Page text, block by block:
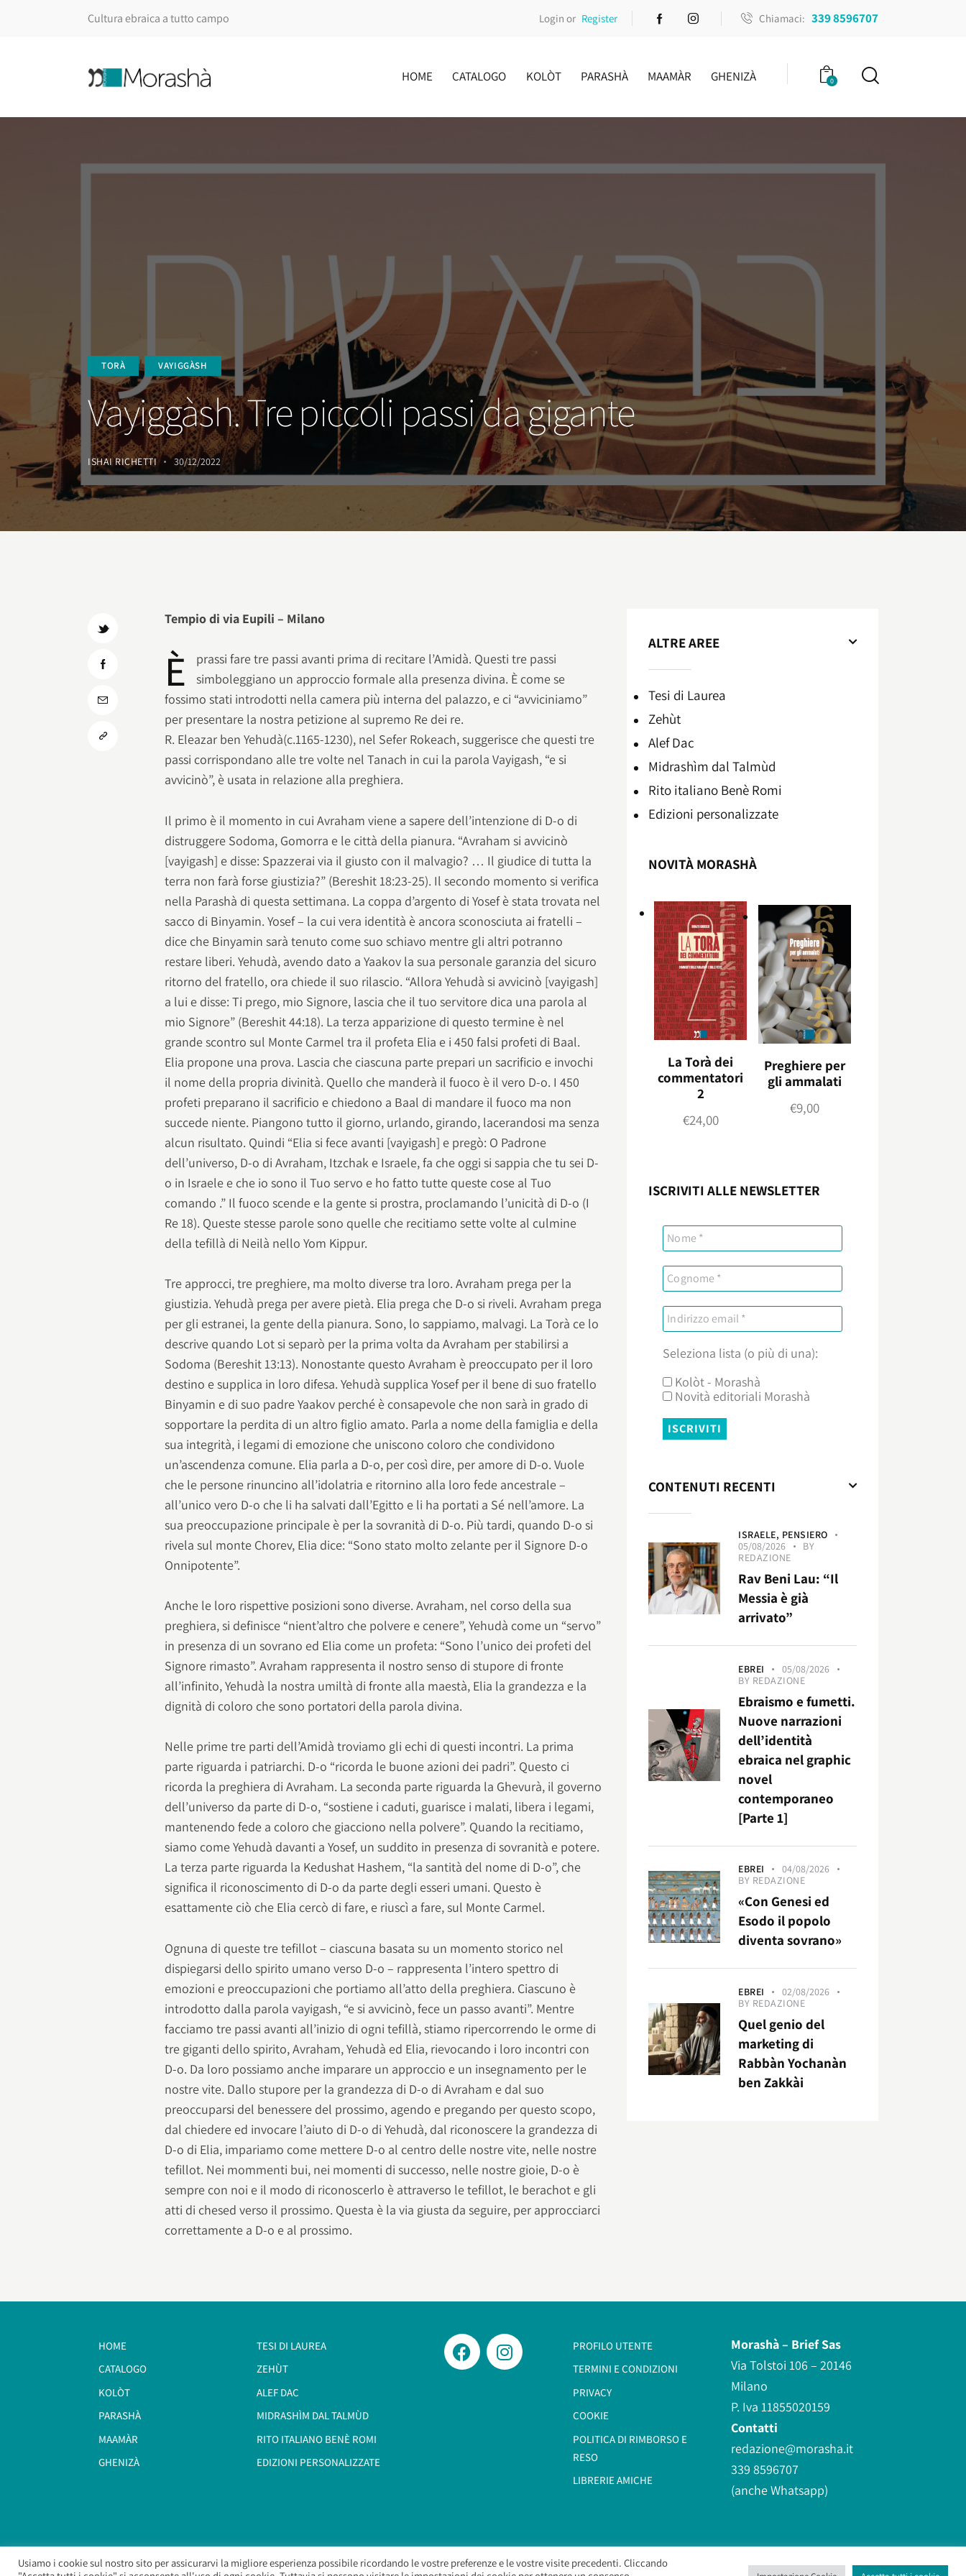
Cultura ebraica a tutto campo Login or Register Chiamaci: 339 8596707
HOME CATALOGO KOLÒT PARASHÀ MAAMÀR GHENIZÀ 0
TORÀ VAYIGGÀSH
Vayiggàsh. Tre piccoli passi da gigante
ISHAI RICHETTI 30/12/2022
Tempio di via Eupili – Milano
È
prassi fare tre passi avanti prima di recitare l’Amidà. Questi tre passi
simboleggiano un approccio formale alla presenza divina. È come se
fossimo stati introdotti nella camera più interna del palazzo, e ci “avviciniamo”
per presentare la nostra petizione al supremo Re dei re.
R. Eleazar ben Yehudà(c.1165-1230), nel Sefer Rokeach, suggerisce che questi tre
passi corrispondano alle tre volte nel Tanach in cui la parola Vayigash, “e si
avvicinò”, è usata in relazione alla preghiera.
Il primo è il momento in cui Avraham viene a sapere dell’intenzione di D-o di
distruggere Sodoma, Gomorra e le città della pianura. “Avraham si avvicinò
[vayigash] e disse: Spazzerai via il giusto con il malvagio? … Il giudice di tutta la
terra non farà forse giustizia?” (Bereshit 18:23-25). Il secondo momento si verifica
nella Parashà di questa settimana. La coppa d’argento di Yosef è stata trovata nel
sacco di Binyamin. Yosef – la cui vera identità è ancora sconosciuta ai fratelli –
dice che Binyamin sarà tenuto come suo schiavo mentre gli altri potranno
restare liberi. Yehudà, avendo dato a Yaakov la sua personale garanzia del sicuro
ritorno del fratello, ora chiede il suo rilascio. “Allora Yehudà si avvicinò [vayigash]
a lui e disse: Ti prego, mio Signore, lascia che il tuo servitore dica una parola al
mio Signore” (Bereshit 44:18). La terza apparizione di questo termine è nel
grande scontro sul Monte Carmel tra il profeta Elia e i 450 falsi profeti di Baal.
Elia propone una prova. Lascia che ciascuna parte prepari un sacrificio e invochi
il nome della propria divinità. Quello che manderà il fuoco è il vero D-o. I 450
profeti preparano il sacrificio e chiedono a Baal di mandare il fuoco ma non
succede niente. Piangono tutto il giorno, urlando, girando, lacerandosi ma senza
alcun risultato. Quindi “Elia si fece avanti [vayigash] e pregò: O Padrone
dell’universo, D-o di Avraham, Itzchak e Israele, fa che oggi si sappia che tu sei D-
o in Israele e che io sono il Tuo servo e ho fatto tutte queste cose al Tuo
comando .” Il fuoco scende e la gente si prostra, proclamando l’unicità di D-o (I
Re 18). Queste stesse parole sono quelle che recitiamo sette volte al culmine
della tefillà di Neilà nello Yom Kippur.
Tre approcci, tre preghiere, ma molto diverse tra loro. Avraham prega per la
giustizia. Yehudà prega per avere pietà. Elia prega che D-o si riveli. Avraham prega
per gli estranei, la gente della pianura. Sono, lo sappiamo, malvagi. La Torà ce lo
descrive quando Lot si separò per la prima volta da Avraham per stabilirsi a
Sodoma (Bereshit 13:13). Nonostante questo Avraham è preoccupato per il loro
destino e supplica in loro difesa. Yehudà supplica Yosef per il bene di suo fratello
Binyamin e di suo padre Yaakov perché è consapevole che non sarà in grado di
sopportare la perdita di un altro figlio amato. Parla a nome della famiglia e della
sua integrità, i legami di emozione che uniscono coloro che condividono
un’ascendenza comune. Elia parla a D-o, per così dire, per amore di D-o. Vuole
che le persone rinuncino all’idolatria e ritornino alla loro fede ancestrale –
all’unico vero D-o che li ha salvati dall’Egitto e li ha portati a Sé nell’amore. La
sua preoccupazione principale è per la sovranità di D-o. Più tardi, quando D-o si
rivela sul monte Chorev, Elia dice: “Sono stato molto zelante per il Signore D-o
Onnipotente”.
Anche le loro rispettive posizioni sono diverse. Avraham, nel corso della sua
preghiera, si definisce “nient’altro che polvere e cenere”, Yehudà come un “servo”
in presenza di un sovrano ed Elia come un profeta: “Sono l’unico dei profeti del
Signore rimasto”. Avraham rappresenta il nostro senso di stupore di fronte
all’infinito, Yehudà la nostra umiltà di fronte alla maestà, Elia la grandezza e la
dignità di coloro che sono portatori della parola divina.
Nelle prime tre parti dell’Amidà troviamo gli echi di questi incontri. La prima
parte riguarda i patriarchi. D-o “ricorda le buone azioni dei padri”. Questo ci
ricorda la preghiera di Avraham. La seconda parte riguarda la Ghevurà, il governo
dell’universo da parte di D-o, “sostiene i caduti, guarisce i malati, libera i legami,
mantenendo fede a coloro che giacciono nella polvere”. Quando la recitiamo,
siamo come Yehudà davanti a Yosef, un suddito in presenza di sovranità e potere.
La terza parte riguarda la Kedushat Hashem, “la santità del nome di D-o”, che
significa il riconoscimento di D-o da parte degli esseri umani. Questo è
esattamente ciò che Elia cercò di fare, e riuscì a fare, sul Monte Carmel.
Ognuna di queste tre tefillot – ciascuna basata su un momento storico nel
dispiegarsi dello spirito umano verso D-o – rappresenta l’intero spettro di
emozioni e preoccupazioni che portiamo all’atto della preghiera. Ciascuno è
introdotto dalla parola vayigash, “e si avvicinò, fece un passo avanti”. Mentre
facciamo tre passi avanti all’inizio di ogni tefillà, stiamo ripercorrendo le orme di
tre giganti dello spirito, Avraham, Yehudà ed Elia, rievocando i loro incontri con
D-o. Da loro possiamo anche imparare un approccio e un insegnamento per le
nostre vite. Dallo stupore per la grandezza di D-o di Avraham e dal suo
preoccuparsi del benessere del prossimo, agendo e pregando per questo scopo,
dal chiedere ed invocare l’aiuto di D-o di Yehudà, dal riconoscere la grandezza di
D-o di Elia, impariamo come mettere D-o al centro delle nostre vite, nelle nostre
tefillot. Nei mommenti bui, nei momenti di successo, nelle nostre gioie, D-o è
sempre con noi e il modo di riconoscerlo è attraverso le tefillot, le berachot e gli
atti di chesed verso il prossimo. Questa è la via giusta da seguire, per approcciarci
correttamente a D-o e al prossimo.
ALTRE AREE
Tesi di Laurea
Zehùt
Alef Dac
Midrashìm dal Talmùd
Rito italiano Benè Romi​
Edizioni personalizzate
NOVITÀ MORASHÀ
La Torà dei
commentatori
2
€24,00
Preghiere per
gli ammalati
€9,00
ISCRIVITI ALLE NEWSLETTER
Seleziona lista (o più di una):
Kolòt - Morashà
Novità editoriali Morashà
CONTENUTI RECENTI
ISRAELE, PENSIERO
05/08/2026
BY
REDAZIONE
Rav Beni Lau: “Il
Messia è già
arrivato”
EBREI
05/08/2026
BY REDAZIONE
Ebraismo e fumetti.
Nuove narrazioni
dell’identità
ebraica nel graphic
novel
contemporaneo
[Parte 1]
EBREI
04/08/2026
BY REDAZIONE
«Con Genesi ed
Esodo il popolo
diventa sovrano»
EBREI
02/08/2026
BY REDAZIONE
Quel genio del
marketing di
Rabbàn Yochanàn
ben Zakkài
HOME
CATALOGO
KOLÒT
PARASHÀ
MAAMÀR
GHENIZÀ
TESI DI LAUREA
ZEHÙT
ALEF DAC
MIDRASHÌM DAL TALMÙD
RITO ITALIANO BENÈ ROMI​
EDIZIONI PERSONALIZZATE
PROFILO UTENTE
TERMINI E CONDIZIONI
PRIVACY
COOKIE
POLITICA DI RIMBORSO E
RESO
LIBRERIE AMICHE
Morashà – Brief Sas
Via Tolstoi 106 – 20146
Milano
P. Iva 11855020159
Contatti
redazione@morasha.it
339 8596707
(anche Whatsapp)
Morashà – Brief Sas– Copyright 2026. All Rights Reserved.
Usiamo i cookie sul nostro sito per assicurarvi la migliore esperienza possibile ricordando le vostre preferenze e le vostre visite precedenti. Cliccando